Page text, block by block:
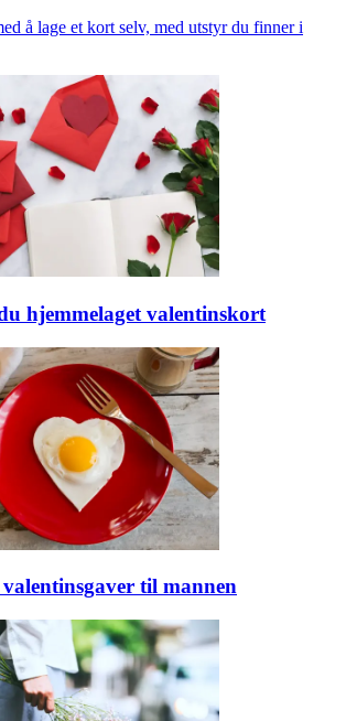
å lage et kort selv, med utstyr du finner i
hjemmelaget valentinskort
valentinsgaver til mannen